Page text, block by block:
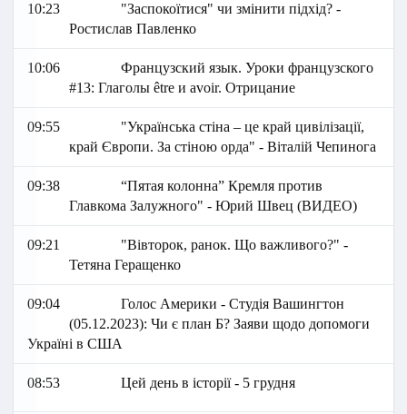
10:23
"Заспокоїтися" чи змінити підхід? -
Ростислав Павленко
10:06
Французский язык. Уроки французского
#13: Глаголы être и avoir. Отрицание
09:55
"Українська стіна – це край цивілізації,
край Європи. За стіною орда" - Віталій Чепинога
09:38
“Пятая колонна” Кремля против
Главкома Залужного" - Юрий Швец (ВИДЕО)
09:21
"Вівторок, ранок. Що важливого?" -
Тетяна Геращенко
09:04
Голос Америки - Студія Вашингтон
(05.12.2023): Чи є план Б? Заяви щодо допомоги
Україні в США
08:53 Цей день в історії - 5 грудня